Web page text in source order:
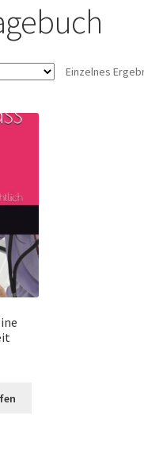
Einzelnes